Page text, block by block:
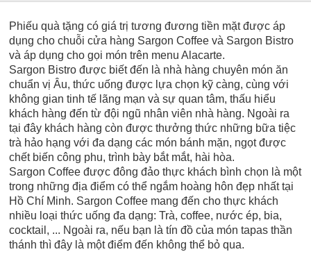
Phiếu quà tặng có giá trị tương đương tiền mặt được áp
dụng cho chuỗi cửa hàng Sargon Coffee và Sargon Bistro
và áp dụng cho gọi món trên menu Alacarte.
Sargon Bistro được biết đến là nhà hàng chuyên món ăn
chuẩn vị Âu, thức uống được lựa chọn kỹ càng, cùng với
không gian tinh tế lãng mạn và sự quan tâm, thấu hiểu
khách hàng đến từ đội ngũ nhân viên nhà hàng. Ngoài ra
tại đây khách hàng còn được thưởng thức những bữa tiệc
trà hảo hạng với đa dạng các món bánh mặn, ngọt được
chết biến công phu, trình bày bắt mắt, hài hòa.
Sargon Coffee được đông đảo thực khách bình chọn là một
trong những địa điểm có thể ngắm hoàng hôn đẹp nhất tại
Hồ Chí Minh. Sargon Coffee mang đến cho thực khách
nhiều loại thức uống đa dạng: Trà, coffee, nước ép, bia,
cocktail, ... Ngoài ra, nếu bạn là tín đồ của món tapas thần
thánh thì đây là một điểm đến không thể bỏ qua.